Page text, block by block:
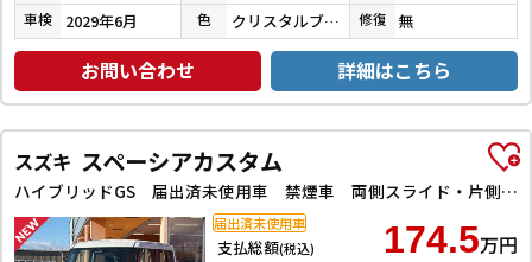
車検 2029年6月 色 クリスタルブラックパール 修復 無
お問い合わせ 詳細はこちら
スズキ スペーシアカスタム
ハイブリッドGS 届出済未使用車 禁煙車 両側スライド・片側電動 クリアランスソナー オートクルーズコントロール レーンアシスト スマートキー アイドリングストップ 電動格納ミラー シートヒーター ベンチシート
支払総額(税込) 174.5万円
届出済未使用車